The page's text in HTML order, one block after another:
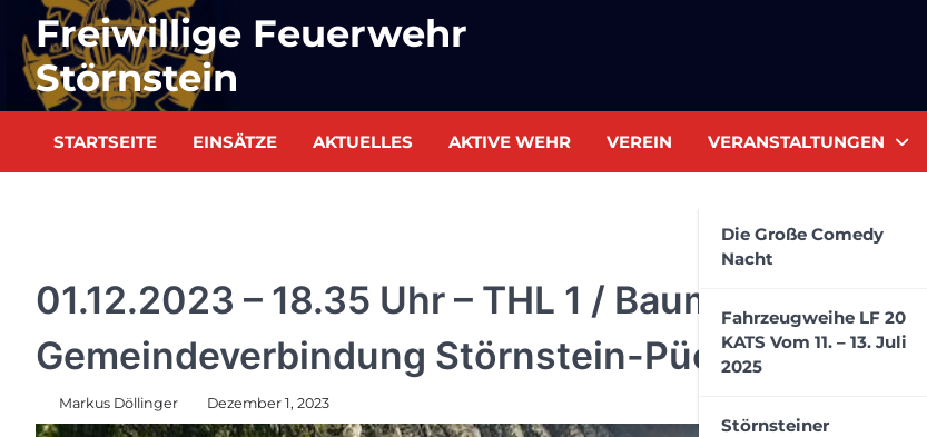
content
Freiwillige Feuerwehr
Störnstein
STARTSEITE EINSÄTZE AKTUELLES AKTIVE WEHR VEREIN VERANSTALTUNGEN
Die Große Comedy
Nacht
Fahrzeugweihe LF 20
KATS Vom 11. – 13. Juli
2025
Störnsteiner
01.12.2023 – 18.35 Uhr – THL 1 / Baum auf Straße /
Gemeindeverbindung Störnstein-Püchersreuth
Markus Döllinger Dezember 1, 2023